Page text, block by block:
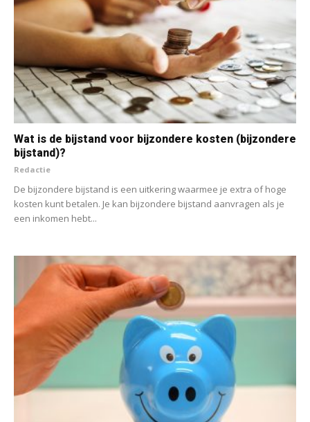
Wat is de bijstand voor bijzondere kosten (bijzondere
bijstand)?
Redactie
De bijzondere bijstand is een uitkering waarmee je extra of hoge
kosten kunt betalen. Je kan bijzondere bijstand aanvragen als je
een inkomen hebt...